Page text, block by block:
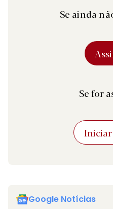
Se ainda
Se for
Iniciar
Google Notícias